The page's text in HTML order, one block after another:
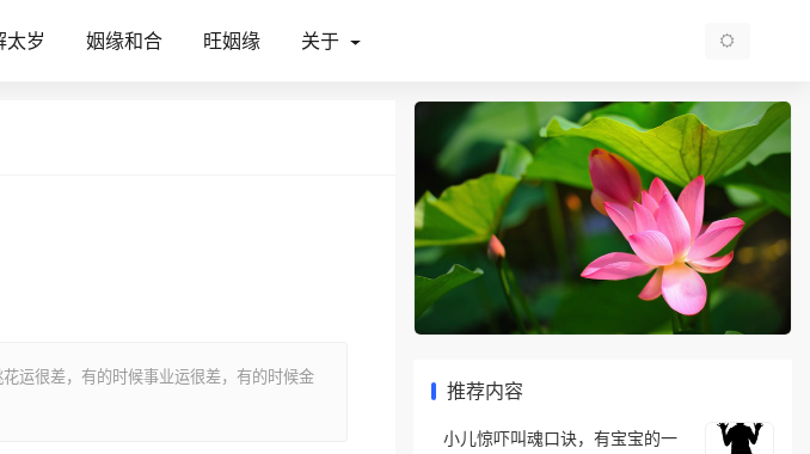
太岁 姻缘和合 旺姻缘 关于
运很差，有的时候事业运很差，有的时候金
推荐内容
小儿惊吓叫魂口诀，有宝宝的一